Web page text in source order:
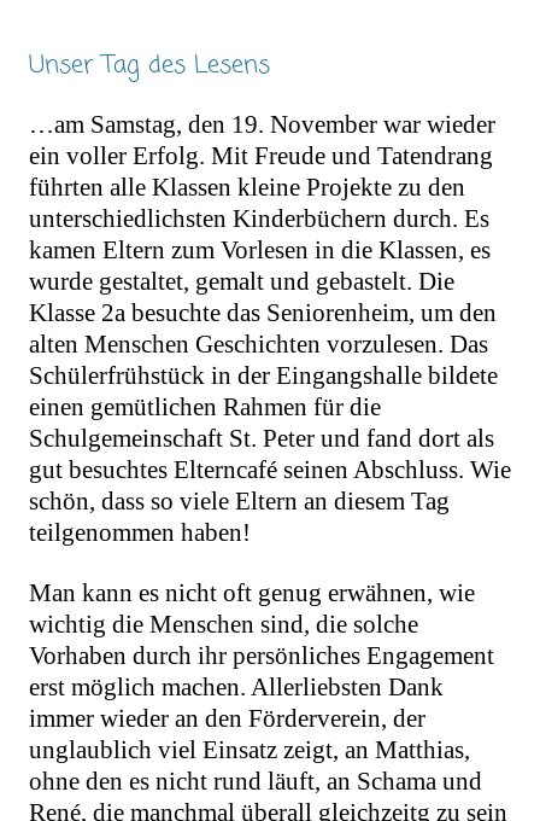
Unser Tag des Lesens
…am Samstag, den 19. November war wieder
ein voller Erfolg. Mit Freude und Tatendrang
führten alle Klassen kleine Projekte zu den
unterschiedlichsten Kinderbüchern durch. Es
kamen Eltern zum Vorlesen in die Klassen, es
wurde gestaltet, gemalt und gebastelt. Die
Klasse 2a besuchte das Seniorenheim, um den
alten Menschen Geschichten vorzulesen. Das
Schülerfrühstück in der Eingangshalle bildete
einen gemütlichen Rahmen für die
Schulgemeinschaft St. Peter und fand dort als
gut besuchtes Elterncafé seinen Abschluss. Wie
schön, dass so viele Eltern an diesem Tag
teilgenommen haben!
Man kann es nicht oft genug erwähnen, wie
wichtig die Menschen sind, die solche
Vorhaben durch ihr persönliches Engagement
erst möglich machen. Allerliebsten Dank
immer wieder an den Förderverein, der
unglaublich viel Einsatz zeigt, an Matthias,
ohne den es nicht rund läuft, an Schama und
René, die manchmal überall gleichzeitg zu sein